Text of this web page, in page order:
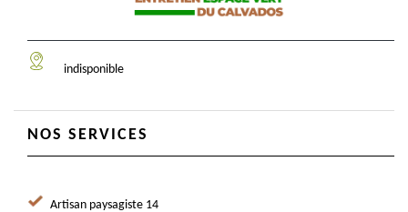
indisponible
NOS SERVICES
Artisan paysagiste 14